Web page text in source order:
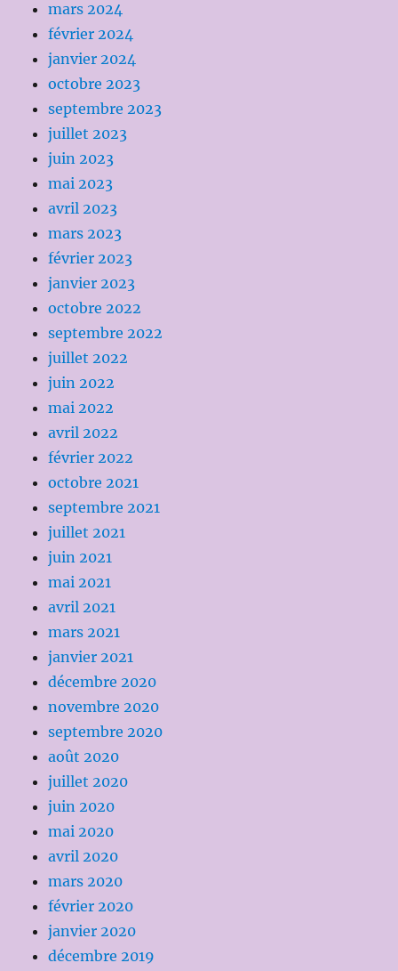
mars 2024
février 2024
janvier 2024
octobre 2023
septembre 2023
juillet 2023
juin 2023
mai 2023
avril 2023
mars 2023
février 2023
janvier 2023
octobre 2022
septembre 2022
juillet 2022
juin 2022
mai 2022
avril 2022
février 2022
octobre 2021
septembre 2021
juillet 2021
juin 2021
mai 2021
avril 2021
mars 2021
janvier 2021
décembre 2020
novembre 2020
septembre 2020
août 2020
juillet 2020
juin 2020
mai 2020
avril 2020
mars 2020
février 2020
janvier 2020
décembre 2019